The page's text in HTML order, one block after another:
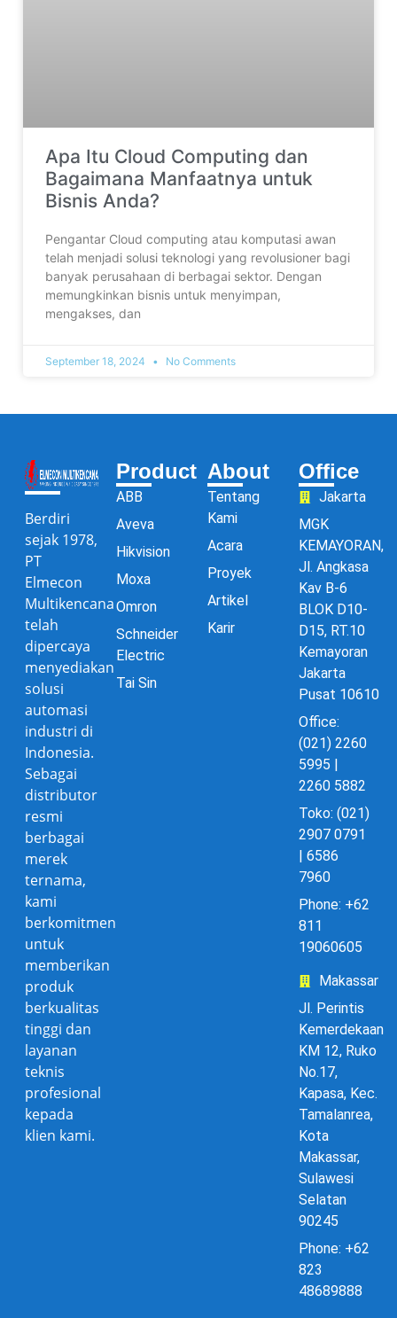
Apa Itu Cloud Computing dan
Bagaimana Manfaatnya untuk
Bisnis Anda?
Pengantar Cloud computing atau komputasi awan
telah menjadi solusi teknologi yang revolusioner bagi
banyak perusahaan di berbagai sektor. Dengan
memungkinkan bisnis untuk menyimpan,
mengakses, dan
September 18, 2024 No Comments
Berdiri
sejak 1978,
PT
Elmecon
Multikencana
telah
dipercaya
menyediakan
solusi
automasi
industri di
Indonesia.
Sebagai
distributor
resmi
berbagai
merek
ternama,
kami
berkomitmen
untuk
memberikan
produk
berkualitas
tinggi dan
layanan
teknis
profesional
kepada
klien kami.
Product
ABB
Aveva
Hikvision
Moxa
Omron
Schneider
Electric
Tai Sin
About
Tentang
Kami
Acara
Proyek
Artikel
Karir
Office
Jakarta
MGK
KEMAYORAN,
Jl. Angkasa
Kav B-6
BLOK D10-
D15, RT.10
Kemayoran
Jakarta
Pusat 10610
Office:
(021) 2260
5995 |
2260 5882
Toko: (021)
2907 0791
| 6586
7960
Phone: +62
811
19060605
Makassar
Jl. Perintis
Kemerdekaan
KM 12, Ruko
No.17,
Kapasa, Kec.
Tamalanrea,
Kota
Makassar,
Sulawesi
Selatan
90245
Phone: +62
823
48689888